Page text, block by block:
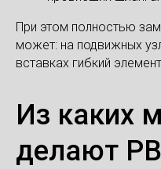
При этом полностью
может: на подвижных
вставках гибкий
Из каких
делают